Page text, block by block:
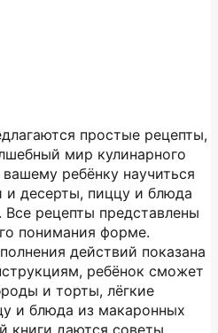
простые рецепты,
мир кулинарного
ребёнку научиться
и десерты, пиццу и блюда
рецепты представлены
понимания форме.
действий показана
ребёнок сможет
и торты, лёгкие
и блюда из макаронных
книги даются советы